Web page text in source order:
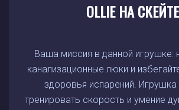
OLLIE НА СКЕЙТЕ
Ваша миссия в данной игрушке:
канализационные люки и
здоровья испарений.
тренировать скорость и умение